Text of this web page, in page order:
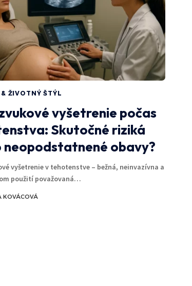
ŽIVOTNÝ ŠTÝL
vyšetrenie počas
Skutočné riziká
neopodstatnené obavy?
vyšetrenie v tehotenstve – bežná, neinvazívna a
použití považovaná…
KOVÁCOVÁ